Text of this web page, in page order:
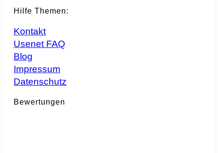
Hilfe Themen:
Kontakt
Usenet FAQ
Blog
Impressum
Datenschutz
Bewertungen